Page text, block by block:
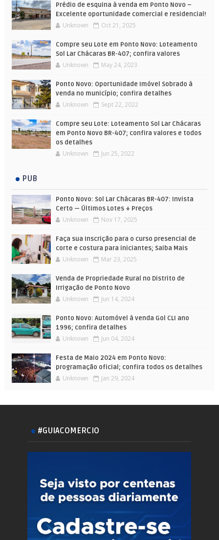
Prédio de esquina à venda em Ponto Novo –
Excelente oportunidade comercial e residencial!
Unknown Oct 21, 2025
Compre seu Lote em Ponto Novo: Loteamento
Sol Lar Chácaras BR-407; confira valores
Unknown May 24, 2023
Ponto Novo: Oportunidade Imóvel Sobrado à
venda no município; confira detalhes
Unknown Sept 22, 2022
Compre seu Lote: Loteamento Sol Lar Chácaras
em Ponto Novo BR-407; confira valores e todos
os detalhes
Unknown Jun 25, 2022
PUB
Ponto Novo: Sol Lar Chácaras BR-407: Invista
Certo — Últimos Lotes + Preços
Unknown Nov 17, 2025
Faça sua Inscrição para o curso presencial de
corte e costura para iniciantes; Saiba Mais
Unknown Mar 23, 2025
Venda de Propriedade Rural no Distrito de
Irrigação de Ponto Novo
Unknown Jun 14, 2024
Ponto Novo: Automóvel à venda Gol CLI ano
1996; confira detalhes
Unknown Jun 04, 2024
Festa de Maio 2024 em Ponto Novo:
programação oficial; confira todos os detalhes
Unknown Jan 29, 2024
#GUIACOMERCIO